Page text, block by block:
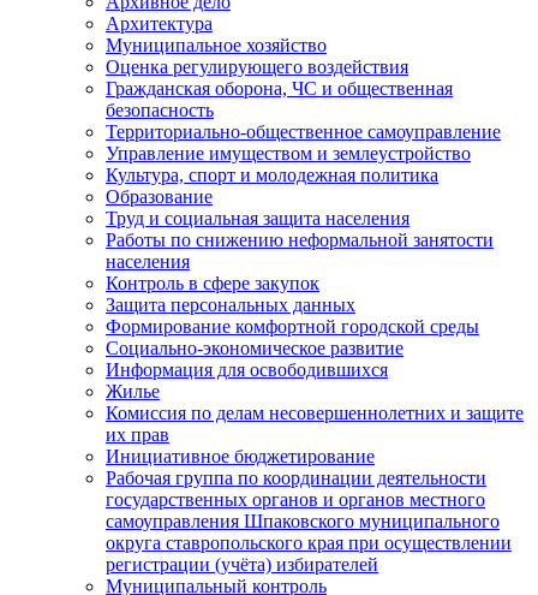
Архитектура
Муниципальное хозяйство
Оценка регулирующего воздействия
Гражданская оборона, ЧС и общественная
безопасность
Территориально-общественное самоуправление
Управление имуществом и землеустройство
Культура, спорт и молодежная политика
Образование
Труд и социальная защита населения
Работы по снижению неформальной занятости
населения
Контроль в сфере закупок
Защита персональных данных
Формирование комфортной городской среды
Социально-экономическое развитие
Информация для освободившихся
Жилье
Комиссия по делам несовершеннолетних и защите
их прав
Инициативное бюджетирование
Рабочая группа по координации деятельности
государственных органов и органов местного
самоуправления Шпаковского муниципального
округа ставропольского края при осуществлении
регистрации (учёта) избирателей
Муниципальный контроль